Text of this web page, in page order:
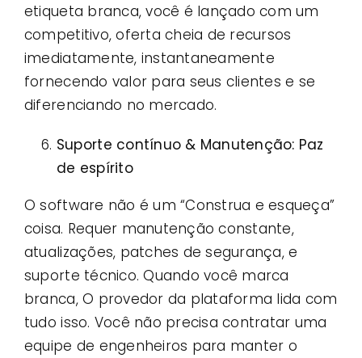
etiqueta branca, você é lançado com um
competitivo, oferta cheia de recursos
imediatamente, instantaneamente
fornecendo valor para seus clientes e se
diferenciando no mercado.
Suporte contínuo & Manutenção: Paz
de espírito
O software não é um “Construa e esqueça”
coisa. Requer manutenção constante,
atualizações, patches de segurança, e
suporte técnico. Quando você marca
branca, O provedor da plataforma lida com
tudo isso. Você não precisa contratar uma
equipe de engenheiros para manter o